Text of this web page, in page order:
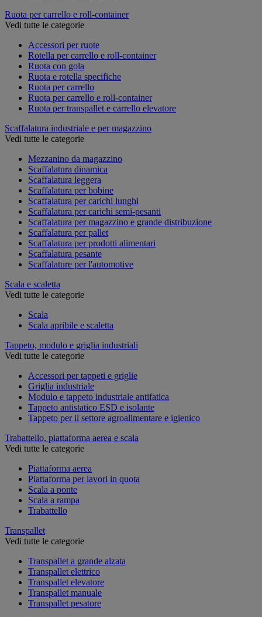
Ruota per carrello e roll-container
Vedi tutte le categorie
Accessori per ruote
Rotella per carrello e roll-container
Ruota con gola
Ruota e rotella specifiche
Ruota per carrello
Ruota per carrello e roll-container
Ruota per transpallet e carrello elevatore
Scaffalatura industriale e per magazzino
Vedi tutte le categorie
Mezzanino da magazzino
Scaffalatura dinamica
Scaffalatura leggera
Scaffalatura per bobine
Scaffalatura per carichi lunghi
Scaffalatura per carichi semi-pesanti
Scaffalatura per magazzino e grande distribuzione
Scaffalatura per pallet
Scaffalatura per prodotti alimentari
Scaffalatura pesante
Scaffalature per l'automotive
Scala e scaletta
Vedi tutte le categorie
Scala
Scala apribile e scaletta
Tappeto, modulo e griglia industriali
Vedi tutte le categorie
Accessori per tappeti e griglie
Griglia industriale
Modulo e tappeto industriale antifatica
Tappeto antistatico ESD e isolante
Tappeto per il settore agroalimentare e igienico
Trabattello, piattaforma aerea e scala
Vedi tutte le categorie
Piattaforma aerea
Piattaforma per lavori in quota
Scala a ponte
Scala a rampa
Trabattello
Transpallet
Vedi tutte le categorie
Transpallet a grande alzata
Transpallet elettrico
Transpallet elevatore
Transpallet manuale
Transpallet pesatore